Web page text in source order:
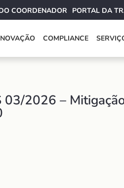
COORDENADOR PORTAL DA
COMPLIANCE
03/2026 –